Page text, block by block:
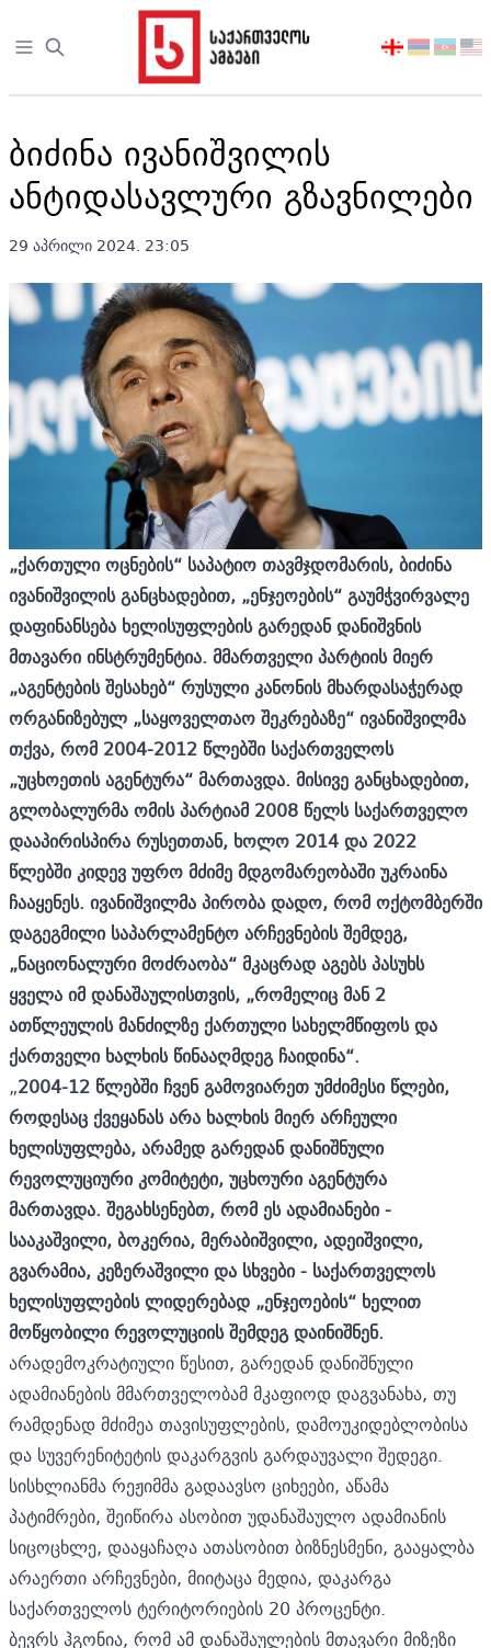
Open sidebar
აირჩიეთ
ბიძინა ივანიშვილის
ანტიდასავლური გზავნილები
29 აპრილი 2024. 23:05
„ქართული ოცნების“ საპატიო თავმჯდომარის, ბიძინა
ივანიშვილის განცხადებით, „ენჯეოების“ გაუმჭვირვალე
დაფინანსება ხელისუფლების გარედან დანიშვნის
მთავარი ინსტრუმენტია. მმართველი პარტიის მიერ
„აგენტების შესახებ“ რუსული კანონის მხარდასაჭერად
ორგანიზებულ „საყოველთაო შეკრებაზე“ ივანიშვილმა
თქვა, რომ 2004-2012 წლებში საქართველოს
„უცხოეთის აგენტურა“ მართავდა. მისივე განცხადებით,
გლობალურმა ომის პარტიამ 2008 წელს საქართველო
დააპირისპირა რუსეთთან, ხოლო 2014 და 2022
წლებში კიდევ უფრო მძიმე მდგომარეობაში უკრაინა
ჩააყენეს. ივანიშვილმა პირობა დადო, რომ ოქტომბერში
დაგეგმილი საპარლამენტო არჩევნების შემდეგ,
„ნაციონალური მოძრაობა“ მკაცრად აგებს პასუხს
ყველა იმ დანაშაულისთვის, „რომელიც მან 2
ათწლეულის მანძილზე ქართული სახელმწიფოს და
ქართველი ხალხის წინააღმდეგ ჩაიდინა“.
„2004-12 წლებში ჩვენ გამოვიარეთ უმძიმესი წლები,
როდესაც ქვეყანას არა ხალხის მიერ არჩეული
ხელისუფლება, არამედ გარედან დანიშნული
რევოლუციური კომიტეტი, უცხოური აგენტურა
მართავდა. შეგახსენებთ, რომ ეს ადამიანები -
სააკაშვილი, ბოკერია, მერაბიშვილი, ადეიშვილი,
გვარამია, კეზერაშვილი და სხვები - საქართველოს
ხელისუფლების ლიდერებად „ენჯეოების“ ხელით
მოწყობილი რევოლუციის შემდეგ დაინიშნენ.
არადემოკრატიული წესით, გარედან დანიშნული
ადამიანების მმართველობამ მკაფიოდ დაგვანახა, თუ
რამდენად მძიმეა თავისუფლების, დამოუკიდებლობისა
და სუვერენიტეტის დაკარგვის გარდაუვალი შედეგი.
სისხლიანმა რეჟიმმა გადაავსო ციხეები, აწამა
პატიმრები, შეიწირა ასობით უდანაშაულო ადამიანის
სიცოცხლე, დააყაჩაღა ათასობით ბიზნესმენი, გააყალბა
არაერთი არჩევნები, მიიტაცა მედია, დაკარგა
საქართველოს ტერიტორიების 20 პროცენტი.
ბევრს ჰგონია, რომ ამ დანაშაულების მთავარი მიზეზი